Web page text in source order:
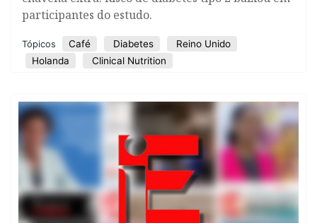
participantes do estudo.
Tópicos Café Diabetes
Reino Unido
Holanda
Clinical Nutrition